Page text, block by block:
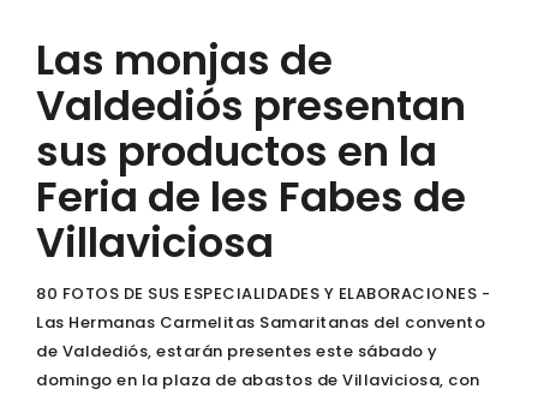
Las monjas de
Valdediós presentan
sus productos en la
Feria de les Fabes de
Villaviciosa
80 FOTOS DE SUS ESPECIALIDADES Y ELABORACIONES -
Las Hermanas Carmelitas Samaritanas del convento
de Valdediós, estarán presentes este sábado y
domingo en la plaza de abastos de Villaviciosa, con